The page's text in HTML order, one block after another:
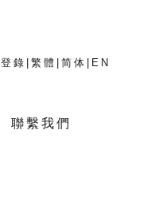
聯繫我們
登錄 |繁體 |简体 EN